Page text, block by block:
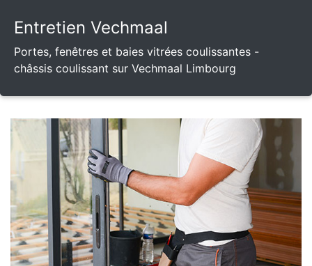
Entretien Vechmaal
Portes, fenêtres et baies vitrées coulissantes -
châssis coulissant sur Vechmaal Limbourg